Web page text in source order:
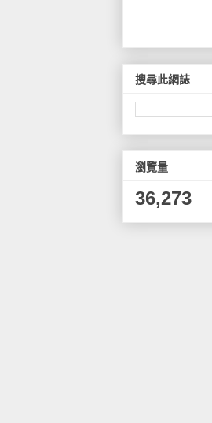
搜尋此網誌
瀏覽量
36,273